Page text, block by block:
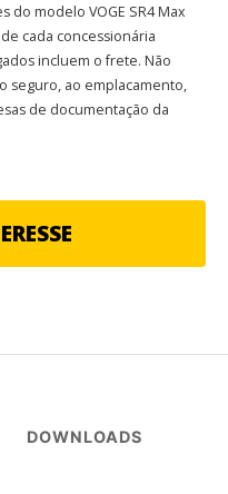
do modelo VOGE SR4 Max
cada concessionária
incluem o frete. Não
seguro, ao emplacamento,
de documentação da
DOWNLOADS